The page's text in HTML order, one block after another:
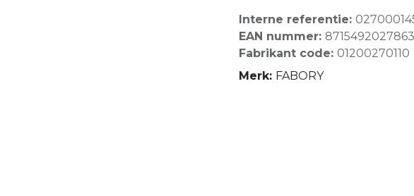
Interne referentie:
EAN nummer: 8715492027863
Fabrikant code: 01200270110
Merk: FABORY